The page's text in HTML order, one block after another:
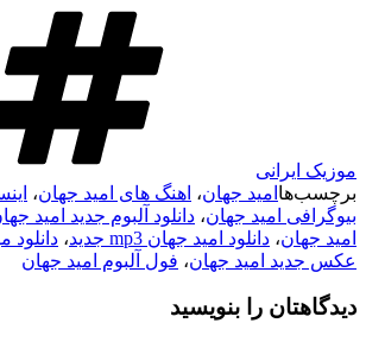
موزیک ایرانی
برچسب‌ها امید جهان، اهنگ های امید جهان،
بیوگرافی امید جهان، دانلود آلبوم جدید امید
امید جهان، دانلود امید جهان mp3 جدید ، دانلود
عکس جدید امید جهان، فول آلبوم امید جهان
دیدگاهتان را بنویسید